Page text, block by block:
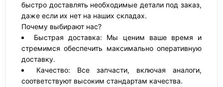
быстро доставлять необходимые детали под заказ,
даже если их нет на наших складах.
Почему выбирают нас?
Быстрая доставка: Мы ценим ваше время и
стремимся обеспечить максимально оперативную
доставку.
Качество: Все запчасти, включая аналоги,
соответствуют высоким стандартам качества.